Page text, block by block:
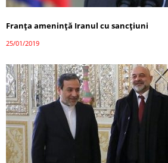
Franţa ameninţă Iranul cu sancţiuni
25/01/2019